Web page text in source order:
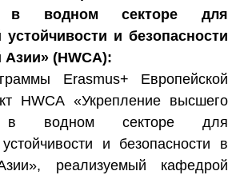
в водном секторе для
устойчивости и безопасности
(HWCA):
Erasmus+ Европейской
HWCA «Укрепление высшего
в водном секторе для
и безопасности в
реализуемый кафедрой